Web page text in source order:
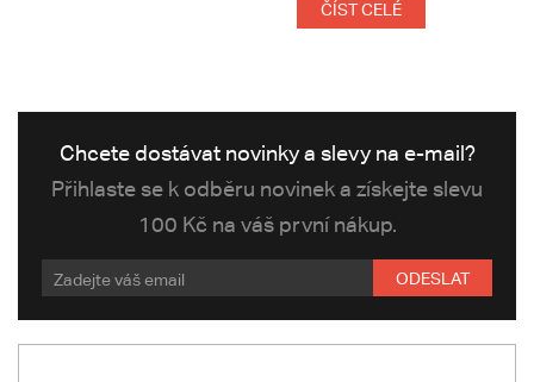
ČÍST CELÉ
Chcete dostávat novinky a slevy na e-mail?
Přihlaste se k odběru novinek a získejte slevu
100 Kč na váš první nákup.
ODESLAT